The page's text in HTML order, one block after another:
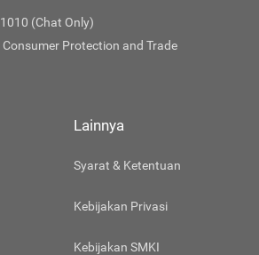
(Chat Only)
Protection and Trade
Lainnya
Syarat & Ketentuan
Kebijakan Privasi
Kebijakan SMKI